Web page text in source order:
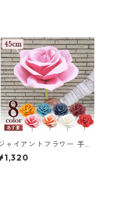
ャイアントフラワー 手作
キット フローラ Mサイズ
径45cm 【前撮り 結婚式